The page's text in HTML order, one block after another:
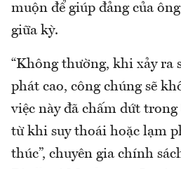
muộn để giúp đảng của
giữa kỳ.
“Không thường, khi xảy ra
phát cao, công chúng sẽ
việc này đã chấm dứt
từ khi suy thoái hoặc lạm
thúc”, chuyên gia chính